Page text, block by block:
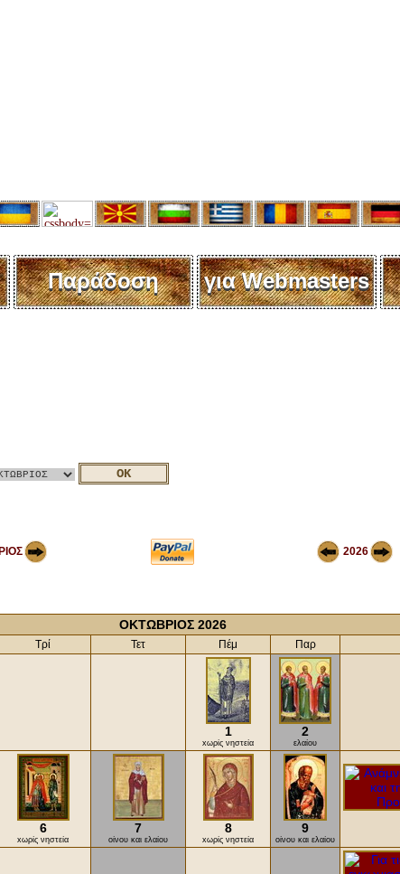
Παράδοση για Webmasters
2026
ΟΚΤΩΒΡΙΟΣ 2026
Τρί Τετ Πέμ Παρ
1
xωρίς νηστεία
2
ελαίου
6
xωρίς νηστεία
7
οίνου και ελαίου
8
xωρίς νηστεία
9
οίνου και ελαίου